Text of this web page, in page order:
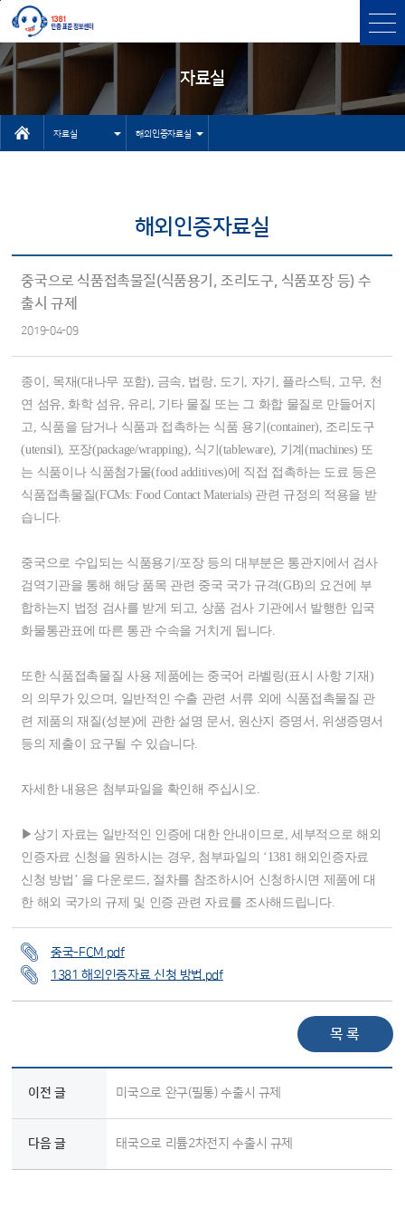
본문바로가기
주메뉴 바로가기
자료실
자료실
상담
고객센터
NEP/NET헬
해외인증자료실
유용한 사이
기타 자료실
해외인증자료실
중국으로 식품접촉물질(식품용기, 조리도구, 식품포장 등) 수
출시 규제
2019-04-09
종이, 목재(대나무 포함), 금속, 법랑, 도기, 자기, 플라스틱, 고무, 천
연 섬유, 화학 섬유, 유리, 기타 물질 또는 그 화합 물질로 만들어지
고, 식품을 담거나 식품과 접촉하는 식품 용기(container), 조리도구
(utensil), 포장(package/wrapping), 식기(tableware), 기계(machines) 또
는 식품이나 식품첨가물(food additives)에 직접 접촉하는 도료 등은
식품접촉물질(FCMs: Food Contact Materials) 관련 규정의 적용을 받
습니다.
중국으로 수입되는 식품용기/포장 등의 대부분은 통관지에서 검사
검역기관을 통해 해당 품목 관련 중국 국가 규격(GB)의 요건에 부
합하는지 법정 검사를 받게 되고, 상품 검사 기관에서 발행한 입국
화물통관표에 따른 통관 수속을 거치게 됩니다.
또한 식품접촉물질 사용 제품에는 중국어 라벨링(표시 사항 기재)
의 의무가 있으며, 일반적인 수출 관련 서류 외에 식품접촉물질 관
련 제품의 재질(성분)에 관한 설명 문서, 원산지 증명서, 위생증명서
등의 제출이 요구될 수 있습니다.
자세한 내용은 첨부파일을 확인해 주십시오.
▶상기 자료는 일반적인 인증에 대한 안내이므로, 세부적으로 해외
인증자료 신청을 원하시는 경우, 첨부파일의 ‘1381 해외인증자료
신청 방법’ 을 다운로드, 절차를 참조하시어 신청하시면 제품에 대
한 해외 국가의 규제 및 인증 관련 자료를 조사해드립니다.
중국-FCM.pdf
1381 해외인증자료 신청 방법.pdf
목 록
이전 글 미국으로 완구(필통) 수출시 규제
다음 글 태국으로 리튬2차전지 수출시 규제